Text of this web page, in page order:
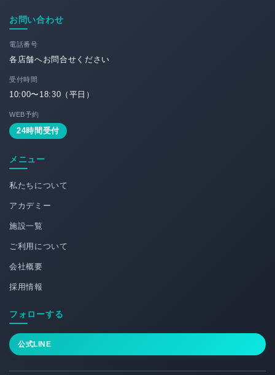
お問い合わせ
電話番号
各店舗へお問合せください
受付時間
10:00〜18:30（平日）
WEB予約
24時間受付
メニュー
私たちについて
アカデミー
施設一覧
ご利用について
会社概要
採用情報
フォローする
公式LINE